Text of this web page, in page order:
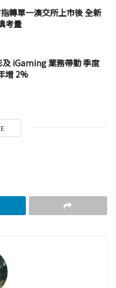
轉單一澳交所上市後 全新
考量
iGaming 業務帶動 季度
增 2%